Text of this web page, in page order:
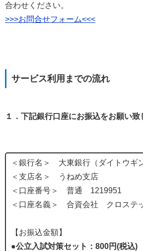
合わせください。
>>>お問合せフォーム<<<
サービス利用までの流れ
１．下記銀行口座にお振込をお願い致
＜銀行名＞ 大東銀行（ダイトウギ
＜支店名＞ うねめ支店
＜口座番号＞ 普通 1219951
＜口座名義＞ 合資会社 クロステ
【お振込金額】
●公立入試対策セット：800円(税込)